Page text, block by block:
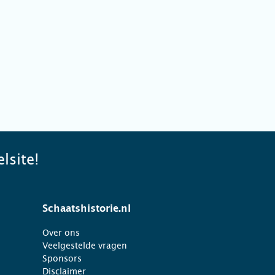
Schaatshistorie.nl
Over ons
Veelgestelde vragen
Sponsors
Disclaimer